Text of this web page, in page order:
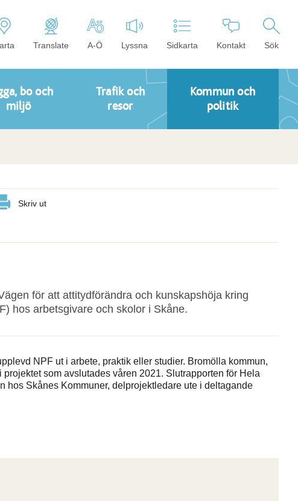
Translate A-Ö Lyssna Sidkarta Kontakt Sök
bo och
miljö
Trafik och
resor
Kommun och
politik
Skriv ut
för att attitydförändra och kunskapshöja kring
hos arbetsgivare och skolor i Skåne.
NPF ut i arbete, praktik eller studier. Bromölla kommun,
som avslutades våren 2021. Slutrapporten för Hela
hos Skånes Kommuner, delprojektledare ute i deltagande